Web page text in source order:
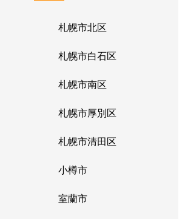
札幌市北区
札幌市白石区
札幌市南区
札幌市厚別区
札幌市清田区
小樽市
室蘭市